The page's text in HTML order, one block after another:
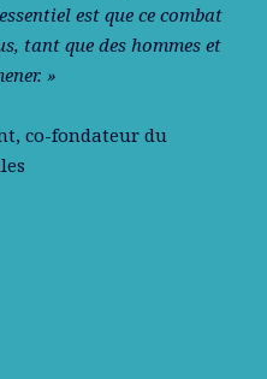
est que ce combat
tant que des hommes et
»
co-fondateur du